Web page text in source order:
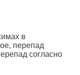
в
перепад
согласно